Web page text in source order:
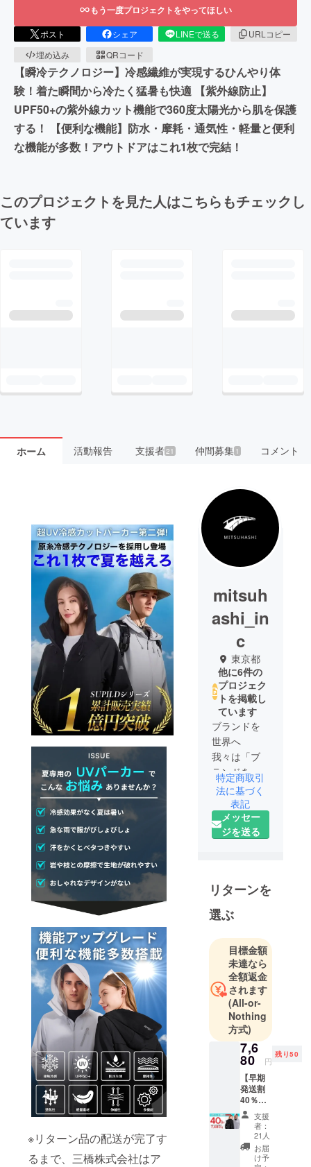
もう一度プロジェクトをやってほしい
ポスト シェア LINEで送る
URLコピー
埋め込み
QRコード
【瞬冷テクノロジー】冷感繊維が実現するひんやり体
験！着た瞬間から冷たく猛暑も快適 【紫外線防止】
UPF50+の紫外線カット機能で360度太陽光から肌を保護
する！ 【便利な機能】防水・摩耗・通気性・軽量と便利
な機能が多数！アウトドアはこれ1枚で完結！
このプロジェクトを見た人はこちらもチェックし
ています
ホーム 活動報告 支援者 21 仲間募集 1 コメント
※リターン品の配送が完了す
るまで、三橋株式会社はア
mitsuh
ashi_in
c
東京都
他に6件の
プロジェク
トを掲載し
ています
ブランドを
世界へ
我々は「ブ
ランドを世
界へ」を目
標に国内だ
けではなく
海外へと届
いきたいと
考えており
ます！支援
者皆様の思
い一つ一つ
が我々のブ
ランドの成
長を加速さ
せ、より大
きなグルー
ブを生み出
します。日
本から海外
へ挑戦でき
るブランド
を作れるよ
う日々精進
してまいり
特定商取引
法に基づく
表記
メッセー
ジを送る
リターンを
選ぶ
目標金額
未達なら
全額返金
されます
(All-or-
Nothing
方式)
7,6
80 円
残り50
【早期
発送割
40％OF
F 50
個】
CoolSh
ade
Hoodie
支援
者：
21人
お届
け予